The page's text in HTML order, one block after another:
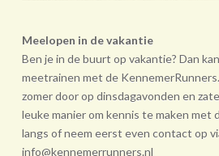
Meelopen in de vakantie
Ben je in de buurt op vakantie? Dan
meetrainen met de
zomer door op dinsdagavonden en
leuke manier om kennis te maken met
langs of neem eerst even contact op
info@kennemerrunners.nl